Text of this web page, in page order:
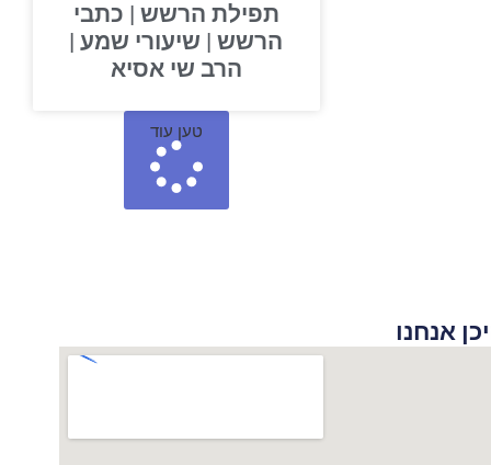
תפילת הרשש | כתבי
הרשש | שיעורי שמע |
הרב שי אסיא
טען עוד
אנחנו